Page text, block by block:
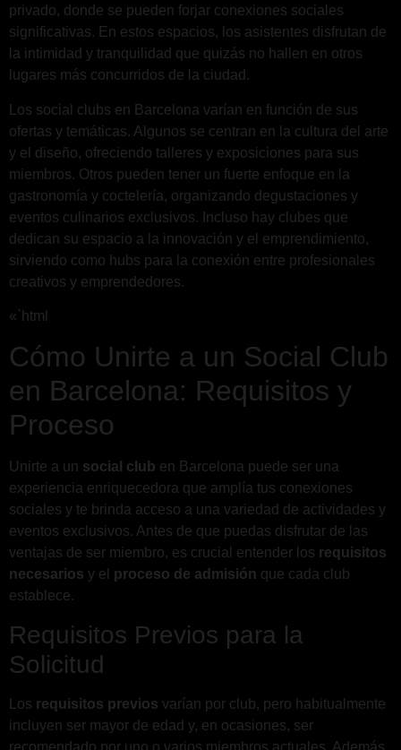
privado, donde se pueden forjar conexiones sociales
significativas. En estos espacios, los asistentes disfrutan de
la intimidad y tranquilidad que quizás no hallen en otros
lugares más concurridos de la ciudad.
Los social clubs en Barcelona varían en función de sus
ofertas y temáticas. Algunos se centran en la cultura del arte
y el diseño, ofreciendo talleres y exposiciones para sus
miembros. Otros pueden tener un fuerte enfoque en la
gastronomía y coctelería, organizando degustaciones y
eventos culinarios exclusivos. Incluso hay clubes que
dedican su espacio a la innovación y el emprendimiento,
sirviendo como hubs para la conexión entre profesionales
creativos y emprendedores.
«`html
Cómo Unirte a un Social Club
en Barcelona: Requisitos y
Proceso
Unirte a un social club en Barcelona puede ser una
experiencia enriquecedora que amplía tus conexiones
sociales y te brinda acceso a una variedad de actividades y
eventos exclusivos. Antes de que puedas disfrutar de las
ventajas de ser miembro, es crucial entender los requisitos
necesarios y el proceso de admisión que cada club
establece.
Requisitos Previos para la
Solicitud
Los requisitos previos varían por club, pero habitualmente
incluyen ser mayor de edad y, en ocasiones, ser
recomendado por uno o varios miembros actuales. Además,